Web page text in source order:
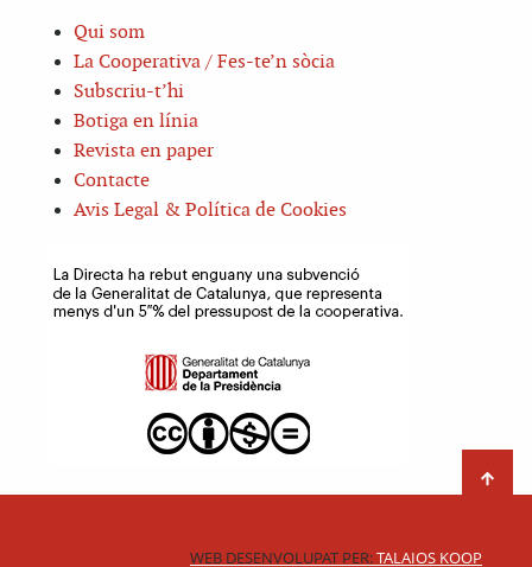
Qui som
La Cooperativa / Fes-te’n sòcia
Subscriu-t’hi
Botiga en línia
Revista en paper
Contacte
Avis Legal & Política de Cookies
WEB DESENVOLUPAT PER:TALAIOS KOOP